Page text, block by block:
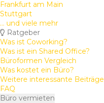
Frankfurt am Main
Stuttgart
... und viele mehr
Ratgeber
Was ist Coworking?
Was ist ein Shared Office?
Büroformen Vergleich
Was kostet ein Büro?
Weitere interessante Beiträge
FAQ
Büro vermieten